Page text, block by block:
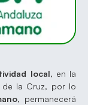
local, en la
de la Cruz, por lo
, permanecerá